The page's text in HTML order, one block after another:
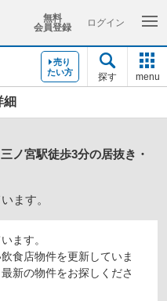
無料
会員登録
ログイン
売り
たい方
探す menu
細
ノ宮駅徒歩3分の居抜き・
ます。
ます。
食店物件を更新していま
新の物件をお探しくださ